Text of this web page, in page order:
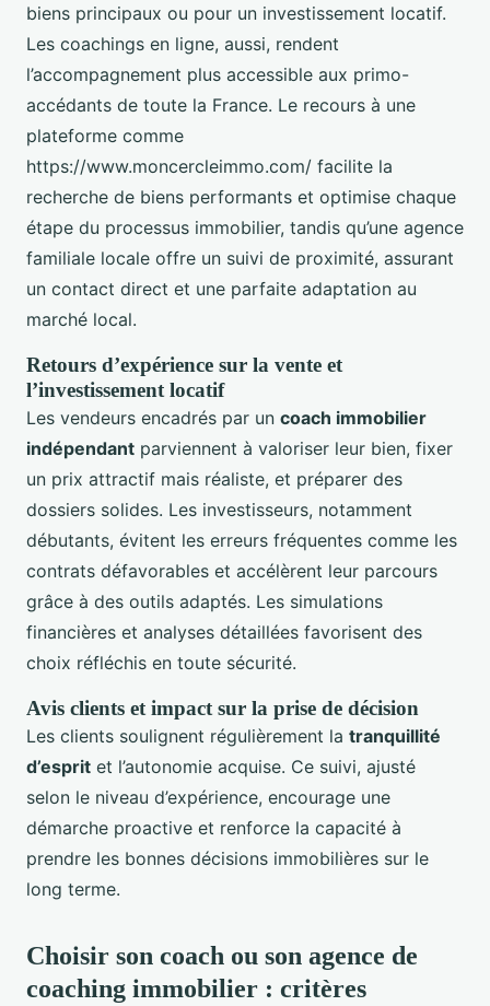
biens principaux ou pour un investissement locatif.
Les coachings en ligne, aussi, rendent
l’accompagnement plus accessible aux primo-
accédants de toute la France. Le recours à une
plateforme comme
https://www.moncercleimmo.com/ facilite la
recherche de biens performants et optimise chaque
étape du processus immobilier, tandis qu’une agence
familiale locale offre un suivi de proximité, assurant
un contact direct et une parfaite adaptation au
marché local.
Retours d’expérience sur la vente et
l’investissement locatif
Les vendeurs encadrés par un coach immobilier
indépendant parviennent à valoriser leur bien, fixer
un prix attractif mais réaliste, et préparer des
dossiers solides. Les investisseurs, notamment
débutants, évitent les erreurs fréquentes comme les
contrats défavorables et accélèrent leur parcours
grâce à des outils adaptés. Les simulations
financières et analyses détaillées favorisent des
choix réfléchis en toute sécurité.
Avis clients et impact sur la prise de décision
Les clients soulignent régulièrement la tranquillité
d’esprit et l’autonomie acquise. Ce suivi, ajusté
selon le niveau d’expérience, encourage une
démarche proactive et renforce la capacité à
prendre les bonnes décisions immobilières sur le
long terme.
Choisir son coach ou son agence de
coaching immobilier : critères